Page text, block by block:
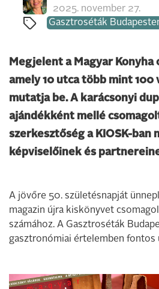
2025. november 27.
Gasztroséták
Megjelent a Magyar Konyha
amely 10 utca több mint
mutatja be. A karácsonyi
ajándékként mellé
szerkesztőség a KIOSK-ban
képviselőinek és
A jövőre 50. születésnapját
magazin újra kiskönyvet
számához. A Gasztroséták
gasztronómiai értelemben fontos